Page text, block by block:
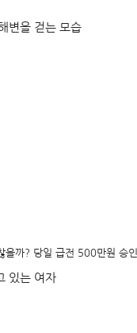
을까? 당일 급전 500만원 승인